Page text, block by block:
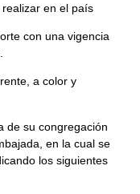
en el país
con una vigencia
a color y
de su congregación
en la cual se
los siguientes